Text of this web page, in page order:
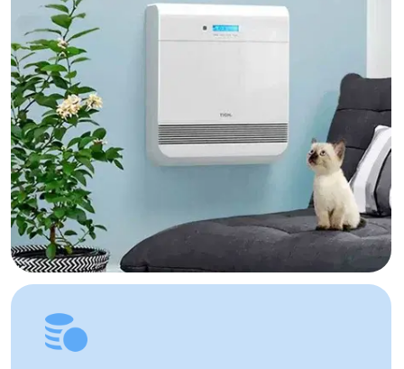
Для заказов в другие города
Республики Казахстан стоимость
доставки составляет 10 000 тенге
до указанного адреса. Сроки
доставки зависят от региона
и составляют от 1 до 8 рабочих дней.
Вы можете самостоятельно забрать
заказ по адресу: Алматы, мкр. Кайрат
152/1 к5
УЗНАТЬ ПОДРОБНЕЕ